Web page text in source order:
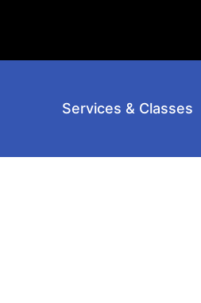
Services & Classes